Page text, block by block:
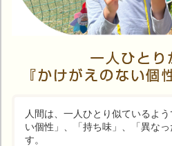
人間は、一人ひとり似ているよ
い個性」、「持ち味」、「異な
す。